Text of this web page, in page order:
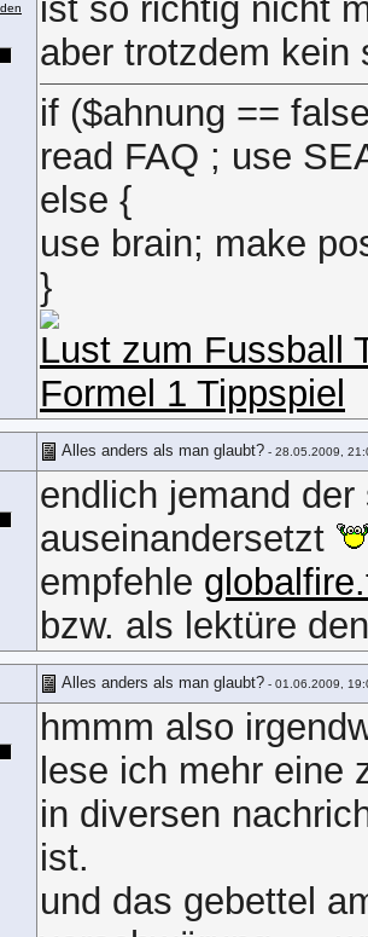
ist so richtig nicht
aber trotzdem
if ($ahnung ==
read FAQ ; use
else {
use brain; make
}
Lust zum Fussball
Formel 1 Tippspiel
Alles anders als man glaubt? - 28.05.2009,
endlich jemand
auseinandersetzt
empfehle
bzw. als lektüre
Alles anders als man glaubt? - 01.06.2009,
hmmm also
lese ich mehr eine
in diversen
ist.
und das gebettel